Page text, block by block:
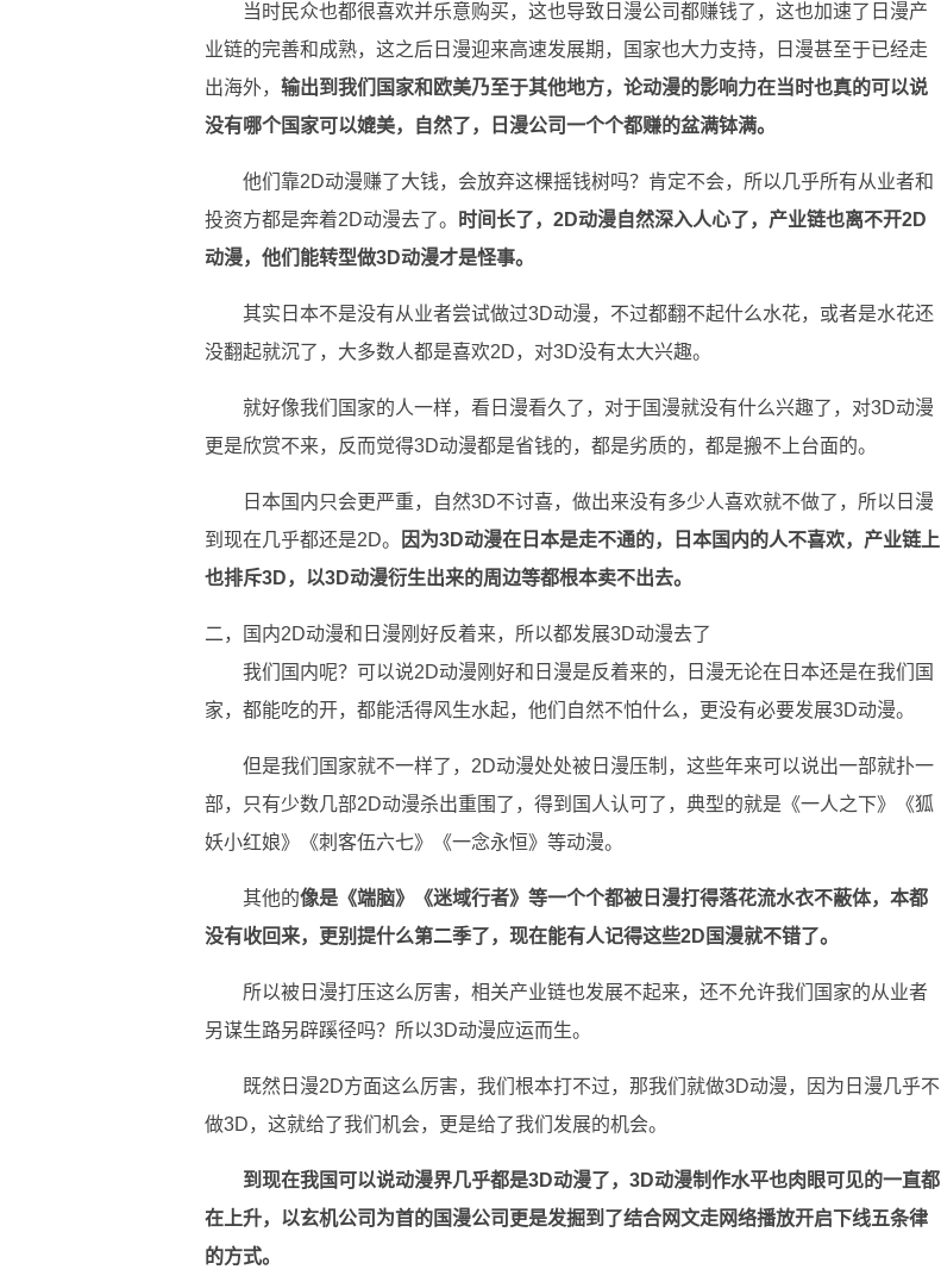
当时民众也都很喜欢并乐意购买，这也导致日漫公司都赚钱了，这也加速了日漫产
业链的完善和成熟，这之后日漫迎来高速发展期，国家也大力支持，日漫甚至于已经走
出海外， 输出到我们国家和欧美乃至于其他地方，论动漫的影响力在当时也真的可以说
没有哪个国家可以媲美，自然了，日漫公司一个个都赚的盆满钵满。
他们靠2D动漫赚了大钱，会放弃这棵摇钱树吗？肯定不会，所以几乎所有从业者和
投资方都是奔着2D动漫去了。
时间长了，2D动漫自然深入人心了，产业链也离不开2D
动漫，他们能转型做3D动漫才是怪事。
其实日本不是没有从业者尝试做过3D动漫，不过都翻不起什么水花，或者是水花还
没翻起就沉了，大多数人都是喜欢2D，对3D没有太大兴趣。
就好像我们国家的人一样，看日漫看久了，对于国漫就没有什么兴趣了，对3D动漫
更是欣赏不来，反而觉得3D动漫都是省钱的，都是劣质的，都是搬不上台面的。
日本国内只会更严重，自然3D不讨喜，做出来没有多少人喜欢就不做了，所以日漫
到现在几乎都还是2D。
因为3D动漫在日本是走不通的，日本国内的人不喜欢，产业链上
也排斥3D，以3D动漫衍生出来的周边等都根本卖不出去。
二，国内2D动漫和日漫刚好反着来，所以都发展3D动漫去了
我们国内呢？可以说2D动漫刚好和日漫是反着来的，日漫无论在日本还是在我们国
家，都能吃的开，都能活得风生水起，他们自然不怕什么，更没有必要发展3D动漫。
但是我们国家就不一样了，2D动漫处处被日漫压制，这些年来可以说出一部就扑一
部，只有少数几部2D动漫杀出重围了，得到国人认可了，典型的就是《一人之下》《狐
妖小红娘》《刺客伍六七》《一念永恒》等动漫。
其他的像是《端脑》《迷域行者》等一个个都被日漫打得落花流水衣不蔽体，本都
没有收回来，更别提什么第二季了，现在能有人记得这些2D国漫就不错了。
所以被日漫打压这么厉害，相关产业链也发展不起来，还不允许我们国家的从业者
另谋生路另辟蹊径吗？所以3D动漫应运而生。
既然日漫2D方面这么厉害，我们根本打不过，那我们就做3D动漫，因为日漫几乎不
做3D，这就给了我们机会，更是给了我们发展的机会。
到现在我国可以说动漫界几乎都是3D动漫了，3D动漫制作水平也肉眼可见的一直都
在上升，以玄机公司为首的国漫公司更是发掘到了结合网文走网络播放开启下线五条律
的方式。